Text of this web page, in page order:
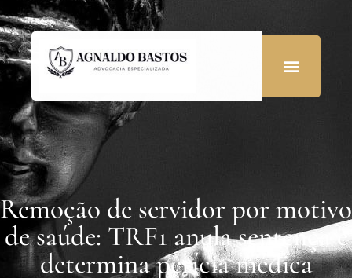
Remoção de servidor por motivo
de saúde: TRF1 anula sentença e
determina perícia médica